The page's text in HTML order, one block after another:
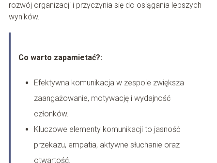
rozwój organizacji i przyczynia się do osiągania lepszych
wyników.
Co warto zapamietać?:
Efektywna komunikacja w zespole zwiększa
zaangażowanie, motywację i wydajność
członków.
Kluczowe elementy komunikacji to jasność
przekazu, empatia, aktywne słuchanie oraz
otwartość.